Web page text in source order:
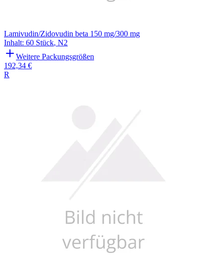
Lamivudin/Zidovudin beta 150 mg/300 mg
Inhalt: 60 Stück, N2
Weitere Packungsgrößen
192,34 €
R